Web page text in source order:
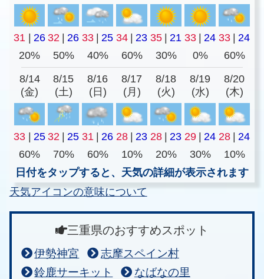
31 26 32 26 33 25 34 23 35 21 33 24 33
24
20%
50% 40% 60% 30% 0% 60%
8/14
(金)
8/15
(土)
8/16
(日)
8/17
(月)
8/18
(火)
8/19
(水)
8/20
(木)
33 25 32 25 31 26 28 23 28 23 29 24 28
24
60%
70% 60% 10% 20% 30%
10%
日付をタップすると、天気の詳細が表示されます
天気アイコンの意味について
三重県のおすすめスポット
伊勢神宮
志摩スペイン村
鈴鹿サーキット
なばなの里